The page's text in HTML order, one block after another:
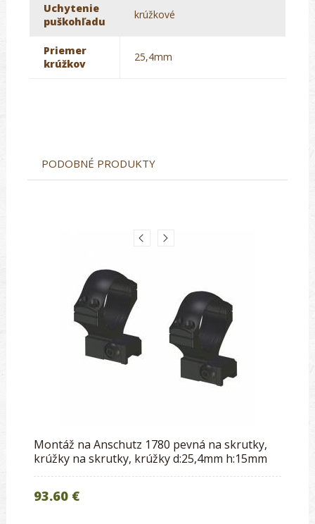
Uchytenie
puškohľadu
krúžkové
Priemer
krúžkov
25,4mm
PODOBNÉ PRODUKTY
Montáž na Anschutz 1780 pevná na skrutky,
krúžky na skrutky, krúžky d:25,4mm h:15mm
93.60 €